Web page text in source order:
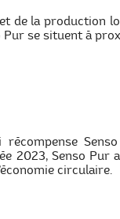
de la production
se situent à
2023, Senso
circulaire.